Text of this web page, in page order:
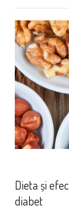
Dieta și
diabet